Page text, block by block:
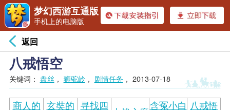
返回
八戒悟空
关键词： 盘丝 ， 狮驼岭， 剧情任务 ， 2013-07-18
商人的 玄奘的 寻找四
含冤小白 八戒悟
梦幻西游互通版
手机上的电脑版